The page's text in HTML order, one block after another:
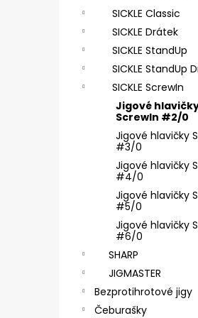
SICKLE Classic
SICKLE Drátek
SICKLE StandUp
SICKLE StandUp
SICKLE ScrewIn
Jigové hlavičky
ScrewIn #2/0
Jigové hlavičky
#3/0
Jigové hlavičky
#4/0
Jigové hlavičky
#5/0
Jigové hlavičky
#6/0
SHARP
JIGMASTER
Bezprotihrotové jigy
Čeburašky
SICKLE #6 - 5 KS, 4 G